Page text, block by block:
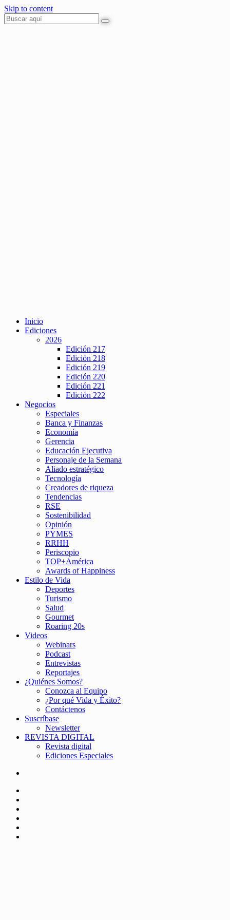
Skip to content
Inicio
Ediciones
2026
Edición 217
Edición 218
Edición 219
Edición 220
Edición 221
Edición 222
Negocios
Especiales
Banca y Finanzas
Economía
Gerencia
Educación Ejecutiva
Personaje de la Semana
Aliado estratégico
Tecnología
Creadores de riqueza
Tendencias
RSE
Sostenibilidad
Opinión
PYMES
RRHH
Periscopio
TOP+América
Awards of Happiness
Estilo de Vida
Deportes
Turismo
Salud
Gourmet
Roaring 20s
Videos
Webinars
Podcast
Entrevistas
Reportajes
¿Quiénes Somos?
Conozca al Equipo
¿Por qué Vida y Éxito?
Contáctenos
Suscríbase
Newsletter
REVISTA DIGITAL
Revista digital
Ediciones Especiales